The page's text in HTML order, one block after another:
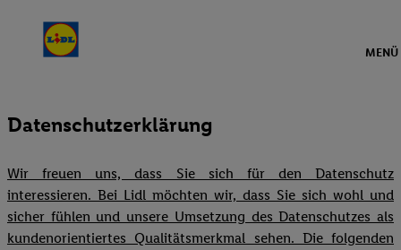
MENÜ
Datenschutzerklärung
Wir freuen uns, dass Sie sich für den Datenschutz
interessieren. Bei Lidl möchten wir, dass Sie sich wohl und
sicher fühlen und unsere Umsetzung des Datenschutzes als
kundenorientiertes Qualitätsmerkmal sehen. Die folgenden